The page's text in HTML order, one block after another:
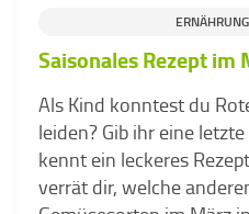
Saisonales Rezept im
Als Kind konntest du
leiden? Gib ihr eine
kennt ein leckeres
verrät dir, welche